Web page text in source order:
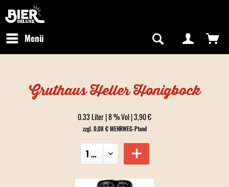
Kostenfreier Versand in Deutschland
Menü
Gruthaus Heller Honigbock
0.33 Liter | 8 % Vol | 3,90 €
zzgl. 0,08 € MEHRWEG-Pfand